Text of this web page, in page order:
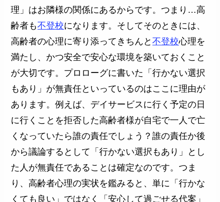
理」はお隣様の関係にあるからです。つまり…高
齢者も不登校になります。そしてそのときには、
高齢者の心理に寄り添ってきちんと不登校心理を
満たし、かつ安全で安心な環境を築いておくこと
が大切です。プロローグに書いた「行かない選択
もあり」が無責任といっているのはここに理由が
あります。例えば、デイサービスに行く予定の日
に行くことを拒否した高齢者様が自宅で一人で亡
くなっていたら誰の責任でしょう？誰の責任か後
から議論するとして「行かない選択もあり」とし
た人が無責任であることは確定なのです。つま
り、高齢者心理の実状を鑑みると、単に「行かな
くても良い」ではなく「安心して過ごせる代案」